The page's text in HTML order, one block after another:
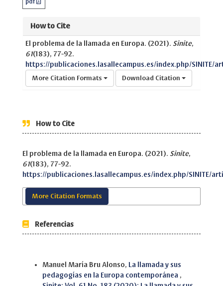
pdf
How to Cite
El problema de la llamada en Europa. (2021). Sinite,
61(183), 77-92.
https://publicaciones.lasallecampus.es/index.php/SINITE/
More Citation Formats Download Citation
How to Cite
El problema de la llamada en Europa. (2021). Sinite,
61(183), 77-92.
https://publicaciones.lasallecampus.es/index.php/SINITE/
More Citation Formats
Referencias
Manuel María Bru Alonso, La llamada y sus
pedagogías en la Europa contemporánea ,